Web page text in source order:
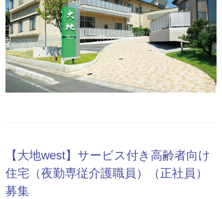
【大地west】サービス付き高齢者向け
住宅（夜勤専従介護職員）（正社員）
募集